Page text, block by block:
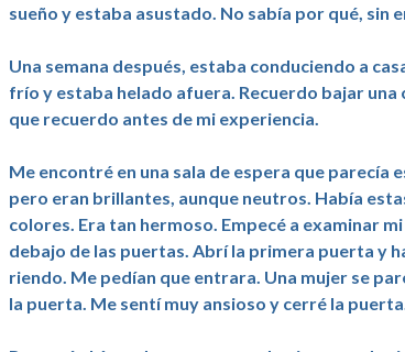
sueño y estaba asustado. No sabía por qué, sin
Una semana después, estaba conduciendo a
frío y estaba helado afuera. Recuerdo bajar una
que recuerdo antes de mi experiencia.
Me encontré en una sala de espera que parecía
pero eran brillantes, aunque neutros. Había
colores. Era tan hermoso. Empecé a examinar
debajo de las puertas. Abrí la primera puerta y
riendo. Me pedían que entrara. Una mujer se
la puerta. Me sentí muy ansioso y cerré la